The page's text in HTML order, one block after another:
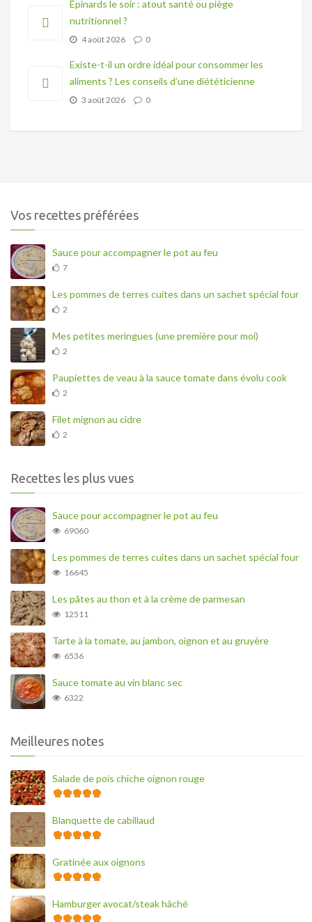
Épinards le soir : atout santé ou piège
nutritionnel ?
4 août 2026 0
Existe-t-il un ordre idéal pour consommer les
aliments ? Les conseils d’une diététicienne
3 août 2026 0
Vos recettes préférées
Sauce pour accompagner le pot au feu
7
Les pommes de terres cuites dans un sachet spécial four
2
Mes petites meringues (une première pour moi)
2
Paupiettes de veau à la sauce tomate dans évolu cook
2
Filet mignon au cidre
2
Recettes les plus vues
Sauce pour accompagner le pot au feu
69060
Les pommes de terres cuites dans un sachet spécial four
16645
Les pâtes au thon et à la crème de parmesan
12511
Tarte à la tomate, au jambon, oignon et au gruyère
6536
Sauce tomate au vin blanc sec
6322
Meilleures notes
Salade de pois chiche oignon rouge
Blanquette de cabillaud
Gratinée aux oignons
Hamburger avocat/steak hâché